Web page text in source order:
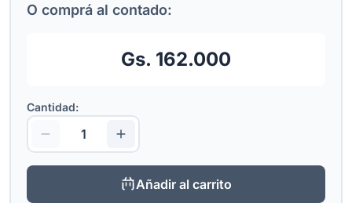
O comprá al contado:
Gs. 162.000
Cantidad:
Añadir al carrito